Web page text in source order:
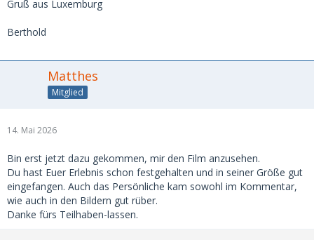
Gruß aus Luxemburg
Berthold
Matthes
Mitglied
14. Mai 2026
Bin erst jetzt dazu gekommen, mir den Film anzusehen.
Du hast Euer Erlebnis schon festgehalten und in seiner Größe gut
eingefangen. Auch das Persönliche kam sowohl im Kommentar,
wie auch in den Bildern gut rüber.
Danke fürs Teilhaben-lassen.